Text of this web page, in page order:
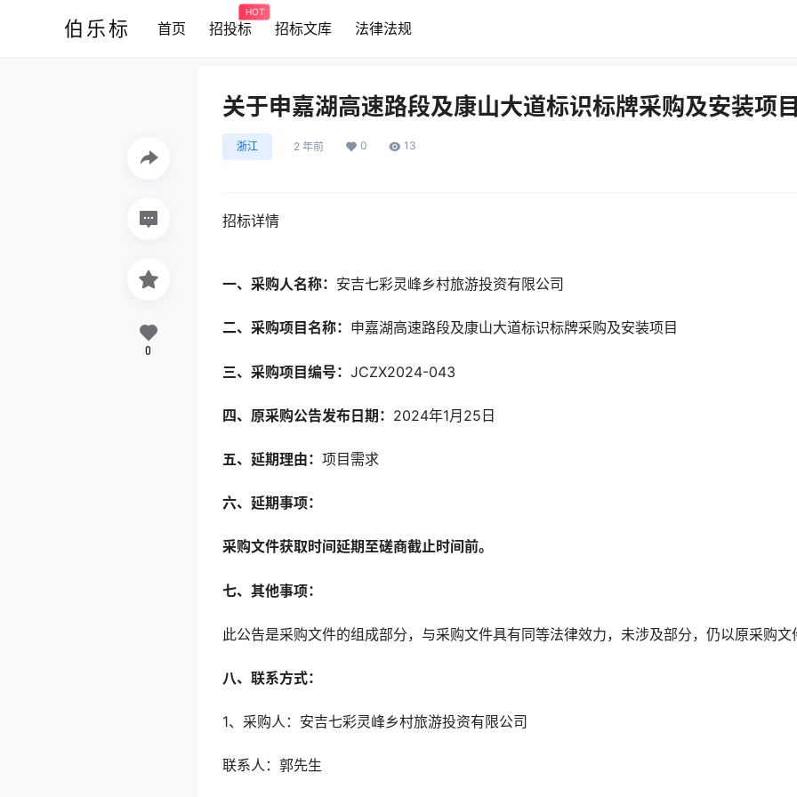
伯乐标 首页 招投标
HOT
招标文库 法律法规
关于申嘉湖高速路段及康山大道标识标牌采购及安装项
浙江 2 年前 0 13
招标详情
一、采购人名称： 安吉七彩灵峰乡村旅游投资有限公司
二、采购项目名称： 申嘉湖高速路段及康山大道标识标牌采购及安装项目
三、采购项目编号： JCZX2024-043
四、原采购公告发布日期： 2024年1月25日
五、延期理由： 项目需求
六、延期事项：
采购文件获取时间延期至磋商截止时间前。
七、其他事项：
此公告是采购文件的组成部分，与采购文件具有同等法律效力，未涉及部分，仍以原采购文
八、联系方式：
1、采购人：安吉七彩灵峰乡村旅游投资有限公司
联系人：郭先生
0